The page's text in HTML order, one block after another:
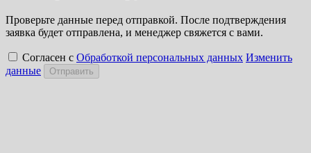
Проверьте данные перед отправкой. После подтверждения
заявка будет отправлена, и менеджер свяжется с вами.
Согласен с Обработкой персональных данных Изменить
данные
Отправить